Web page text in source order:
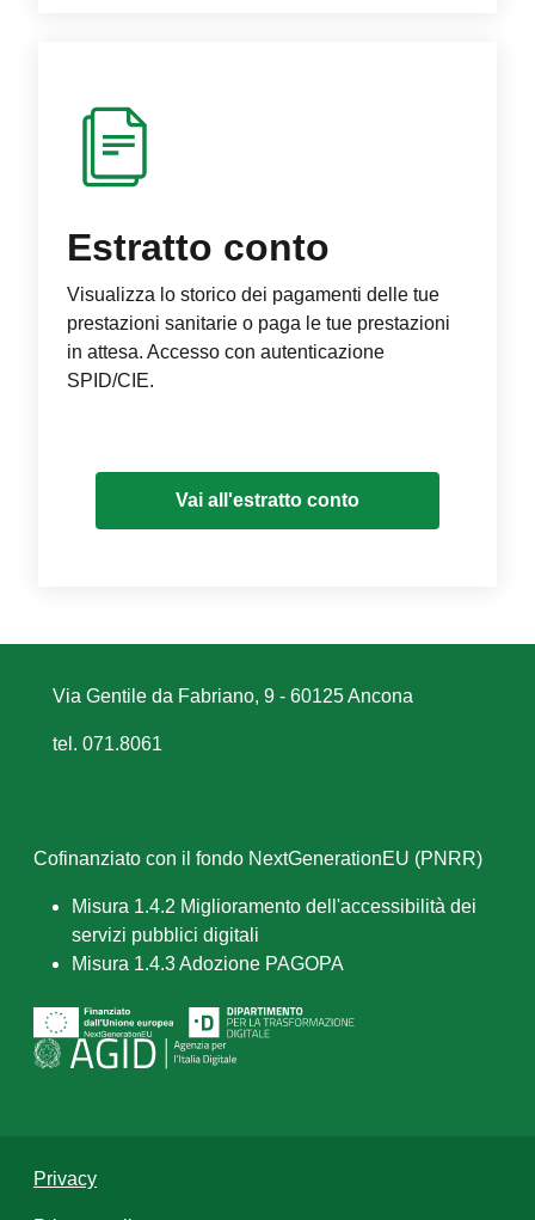
Estratto conto
Visualizza lo storico dei pagamenti delle tue
prestazioni sanitarie o paga le tue prestazioni
in attesa. Accesso con autenticazione
SPID/CIE.
Vai all'estratto conto
Via Gentile da Fabriano, 9 - 60125 Ancona
tel. 071.8061
Cofinanziato con il fondo NextGenerationEU (PNRR)
Misura 1.4.2 Miglioramento dell'accessibilità dei
servizi pubblici digitali
Misura 1.4.3 Adozione PAGOPA
Privacy